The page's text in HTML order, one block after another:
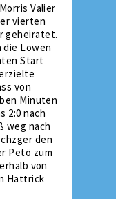
Valier
vierten
geheiratet.
Löwen
Start
von
Minuten
2:0 nach
weg nach
den
Petö zum
von
Hattrick